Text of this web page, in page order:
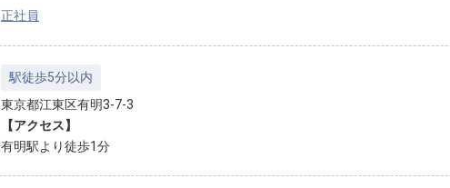
正社員
駅徒歩5分以内
東京都江東区有明3-7-3
【アクセス】
有明駅より徒歩1分